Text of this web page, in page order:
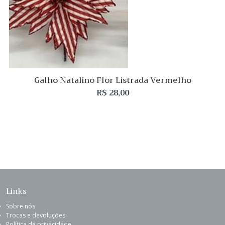
Galho Natalino Flor Listrada Vermelho
R$ 28,00
Links
Sobre nós
Trocas e devoluções